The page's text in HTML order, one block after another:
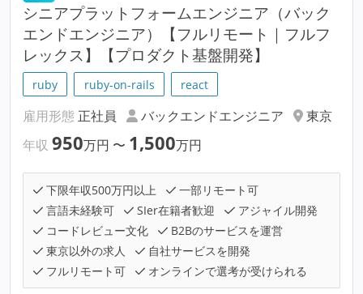
シニアプラットフォームエンジニア（バック
エンドエンジニア）【フルリモート｜フルフ
レックス】【プロダクト基盤開発】
ruby ruby-on-rails react
雇用形態 正社員 バックエンドエンジニア
東京
年収 950万円 〜 1,500万円
下限年収500万円以上
一部リモート可
言語未経験可
SIer在籍者歓迎
アジャイル開発
コードレビュー文化
B2Bのサービスを運営
東京以外の求人
自社サービスを開発
フルリモート可
オンラインで選考が受けられる